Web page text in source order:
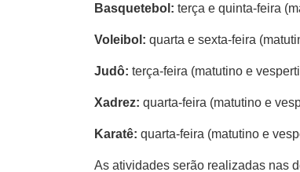
Basquetebol: terça e quinta-feira
Voleibol: quarta e sexta-feira
Judô: terça-feira (matutino e
Xadrez: quarta-feira (matutino e
Karatê: quarta-feira (matutino e
As atividades serão realizadas nas